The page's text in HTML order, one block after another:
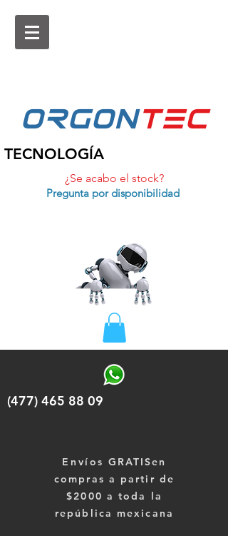
ORGONtEc
TECNOLOGÍA
¿Se acabo el stock?
Pregunta por disponibilidad
(477) 465 88 09
Envíos GRATISen
compras a partir de
$2000 a toda la
república mexicana